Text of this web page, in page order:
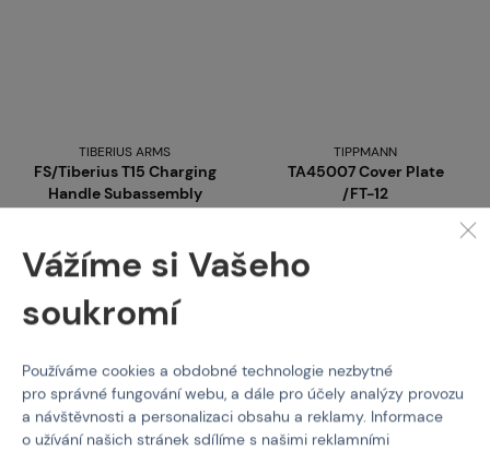
TIBERIUS ARMS
FS/Tiberius T15 Charging
Handle Subassembly
AR12A002-C
690 Kč
Koupit
skladem více než 5 ks
TIPPMANN
TA45007 Cover Plate
/FT-12
skladem více než 5 ks
Brno
Praha
Vážíme si Vašeho
soukromí
Používáme cookies a obdobné technologie nezbytné
pro správné fungování webu, a dále pro účely analýzy provozu
a návštěvnosti a personalizaci obsahu a reklamy. Informace
o užívání našich stránek sdílíme s našimi reklamními